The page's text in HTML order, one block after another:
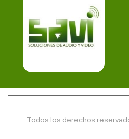
Todos los derechos